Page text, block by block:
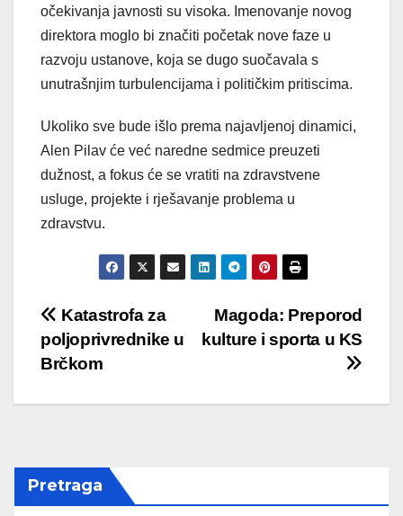
očekivanja javnosti su visoka. Imenovanje novog
direktora moglo bi značiti početak nove faze u
razvoju ustanove, koja se dugo suočavala s
unutrašnjim turbulencijama i političkim pritiscima.
Ukoliko sve bude išlo prema najavljenoj dinamici,
Alen Pilav će već naredne sedmice preuzeti
dužnost, a fokus će se vratiti na zdravstvene
usluge, projekte i rješavanje problema u
zdravstvu.
Post
navigation
Magoda: Preporod
kulture i sporta u KS
Katastrofa za
poljoprivrednike u
Brčkom
Pretraga